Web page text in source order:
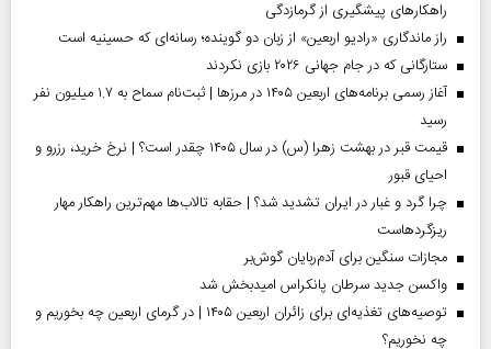
راهکارهای پیشگیری از گرمازدگی
راز ماندگاری «رادیو اربعین» از زبان دو گوینده؛ رسانه‌ای که حسینیه است
ستارگانی که در جام جهانی ۲۰۲۶ بازی نکردند
آغاز رسمی برنامه‌های اربعین ۱۴۰۵ در مرز‌ها | ثبت‌نام سماح به ۱.۷ میلیون نفر
رسید
قیمت قبر در بهشت زهرا (س) در سال ۱۴۰۵ چقدر است؟ | نرخ خرید، رزرو و
احیای قبور
چرا گرد و غبار در ایران تشدید شد؟ | حقابه تالاب‌ها مهم‌ترین راهکار مهار
ریزگردهاست
مجازات سنگین برای آدم‌ربایان گوش‌بر
واکسن جدید سرطان پانکراس امیدبخش شد
توصیه‌های تغذیه‌ای برای زائران اربعین ۱۴۰۵ | در گرمای اربعین چه بخوریم و
چه نخوریم؟